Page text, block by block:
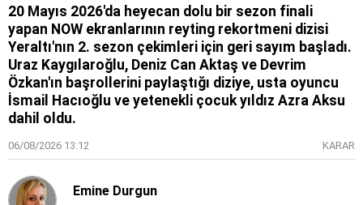
20 Mayıs 2026'da heyecan dolu bir sezon finali
yapan NOW ekranlarının reyting rekortmeni dizisi
Yeraltı'nın 2. sezon çekimleri için geri sayım başladı.
Uraz Kaygılaroğlu, Deniz Can Aktaş ve Devrim
Özkan'ın başrollerini paylaştığı diziye, usta oyuncu
İsmail Hacıoğlu ve yetenekli çocuk yıldız Azra Aksu
dahil oldu.
06/08/2026 13:12 KARAR
Emine Durgun